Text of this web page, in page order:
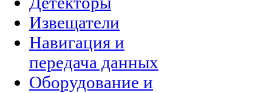
Извещатели
Навигация и
передача данных
Оборудование и